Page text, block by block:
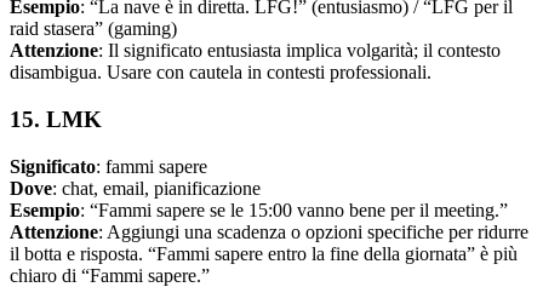
Esempio: “La nave è in diretta. LFG!” (entusiasmo) / “LFG per il
raid stasera” (gaming)
Attenzione: Il significato entusiasta implica volgarità; il contesto
disambigua. Usare con cautela in contesti professionali.
15. LMK
Significato: fammi sapere
Dove: chat, email, pianificazione
Esempio: “Fammi sapere se le 15:00 vanno bene per il meeting.”
Attenzione: Aggiungi una scadenza o opzioni specifiche per ridurre
il botta e risposta. “Fammi sapere entro la fine della giornata” è più
chiaro di “Fammi sapere.”